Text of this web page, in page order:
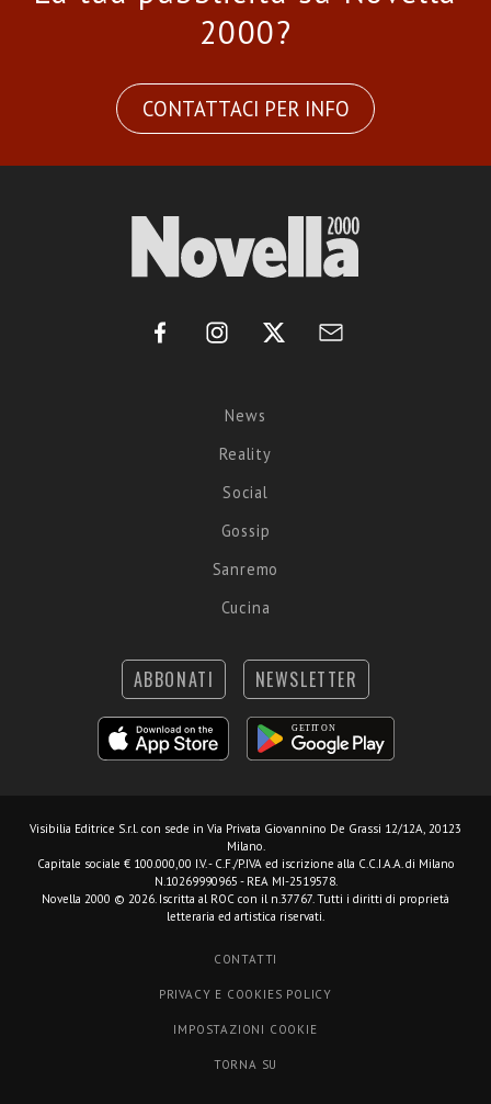
2000?
CONTATTACI PER INFO
News
Reality
Social
Gossip
Sanremo
Cucina
ABBONATI NEWSLETTER
Visibilia Editrice S.r.l. con sede in Via Privata Giovannino De Grassi 12/12A, 20123
Milano.
Capitale sociale € 100.000,00 I.V. - C.F./P.IVA ed iscrizione alla C.C.I.A.A. di Milano
N.10269990965 - REA MI-2519578.
Novella 2000 © 2026. Iscritta al ROC con il n.37767. Tutti i diritti di proprietà
letteraria ed artistica riservati.
CONTATTI
PRIVACY E COOKIES POLICY
IMPOSTAZIONI COOKIE
TORNA SU